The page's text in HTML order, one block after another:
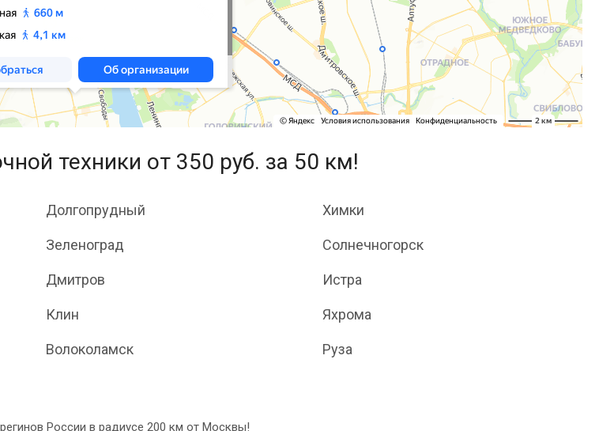
техники от 350 руб. за 50 км!
Долгопрудный Химки
Зеленоград Солнечногорск
Дмитров Истра
Клин Яхрома
Волоколамск Руза
России в радиусе 200 км от Москвы!